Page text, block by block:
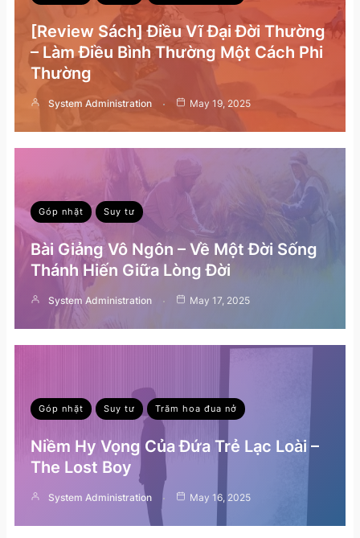
[Review Sách] Điều Vĩ Đại Đời Thường
– Làm Điều Bình Thường Một Cách Phi
Thường
System Administration May 19, 2025
Góp nhặt Suy tư
Bài Giảng Vô Ngôn – Về Một Đời Sống
Thánh Hiến Giữa Lòng Đời
System Administration May 17, 2025
Góp nhặt Suy tư Trăm hoa đua nở
Niềm Hy Vọng Của Đứa Trẻ Lạc Loài –
The Lost Boy
System Administration May 16, 2025